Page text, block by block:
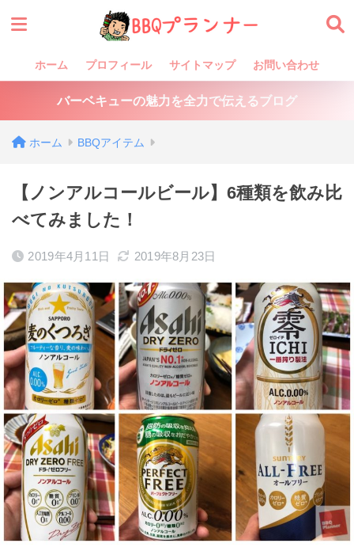
ホーム プロフィール サイトマップ お問い合わせ
バーベキューの魅力を全力で伝えるブログ
ホーム BBQアイテム
【ノンアルコールビール】6種類を飲み比
べてみました！
2019年4月11日 2019年8月23日